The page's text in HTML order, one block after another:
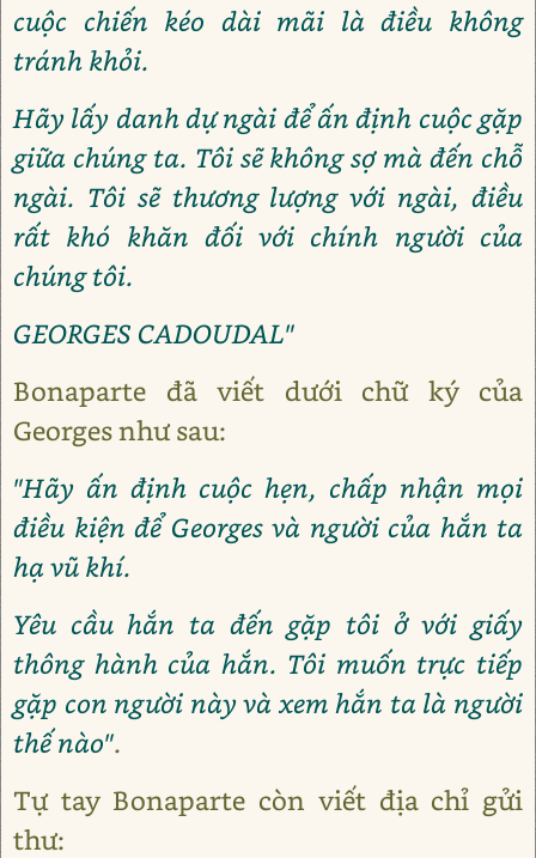
cuộc chiến kéo dài mãi là điều không
tránh khỏi.
Hãy lấy danh dự ngài để ấn định cuộc gặp
giữa chúng ta. Tôi sẽ không sợ mà đến chỗ
ngài. Tôi sẽ thương lượng với ngài, điều
rất khó khăn đối với chính người của
chúng tôi.
GEORGES CADOUDAL"
Bonaparte đã viết dưới chữ ký của
Georges như sau:
"Hãy ấn định cuộc hẹn, chấp nhận mọi
điều kiện để Georges và người của hắn ta
hạ vũ khí.
Yêu cầu hắn ta đến gặp tôi ở với giấy
thông hành của hắn. Tôi muốn trực tiếp
gặp con người này và xem hắn ta là người
thế nào".
Tự tay Bonaparte còn viết địa chỉ gửi
thư: